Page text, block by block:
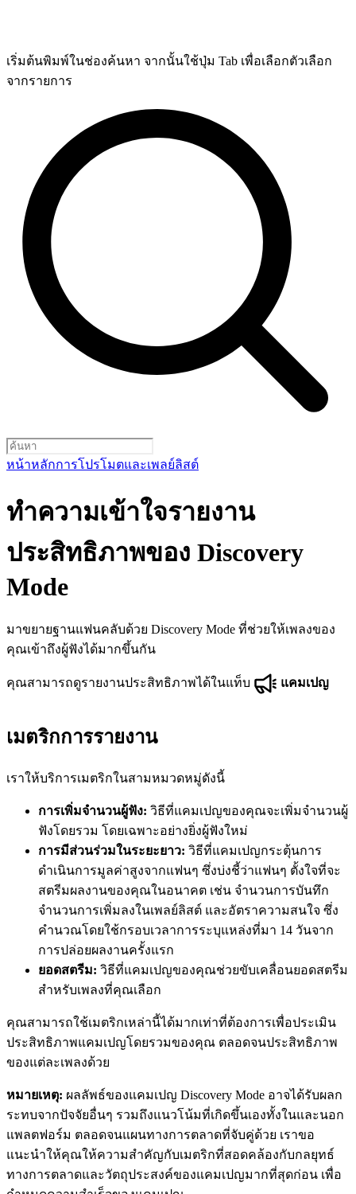
เริ่มต้นพิมพ์ในช่องค้นหา จากนั้นใช้ปุ่ม Tab เพื่อเลือกตัวเลือก
จากรายการ
หน้าหลักการโปรโมตและเพลย์ลิสต์
ทำความเข้าใจรายงาน
ประสิทธิภาพของ Discovery
Mode
มาขยายฐานแฟนคลับด้วย Discovery Mode ที่ช่วยให้เพลงของ
คุณเข้าถึงผู้ฟังได้มากขึ้นกัน
คุณสามารถดูรายงานประสิทธิภาพได้ในแท็บ แคมเปญ
เมตริกการรายงาน
เราให้บริการเมตริกในสามหมวดหมู่ดังนี้
การเพิ่มจำนวนผู้ฟัง: วิธีที่แคมเปญของคุณจะเพิ่มจำนวนผู้
ฟังโดยรวม โดยเฉพาะอย่างยิ่งผู้ฟังใหม่
การมีส่วนร่วมในระยะยาว: วิธีที่แคมเปญกระตุ้นการ
ดำเนินการมูลค่าสูงจากแฟนๆ ซึ่งบ่งชี้ว่าแฟนๆ ตั้งใจที่จะ
สตรีมผลงานของคุณในอนาคต เช่น จำนวนการบันทึก
จำนวนการเพิ่มลงในเพลย์ลิสต์ และอัตราความสนใจ ซึ่ง
คำนวณโดยใช้กรอบเวลาการระบุแหล่งที่มา 14 วันจาก
การปล่อยผลงานครั้งแรก
ยอดสตรีม: วิธีที่แคมเปญของคุณช่วยขับเคลื่อนยอดสตรีม
สำหรับเพลงที่คุณเลือก
คุณสามารถใช้เมตริกเหล่านี้ได้มากเท่าที่ต้องการเพื่อประเมิน
ประสิทธิภาพแคมเปญโดยรวมของคุณ ตลอดจนประสิทธิภาพ
ของแต่ละเพลงด้วย
หมายเหตุ: ผลลัพธ์ของแคมเปญ Discovery Mode อาจได้รับผลก
ระทบจากปัจจัยอื่นๆ รวมถึงแนวโน้มที่เกิดขึ้นเองทั้งในและนอก
แพลตฟอร์ม ตลอดจนแผนทางการตลาดที่จับคู่ด้วย เราขอ
แนะนำให้คุณให้ความสำคัญกับเมตริกที่สอดคล้องกับกลยุทธ์
ทางการตลาดและวัตถุประสงค์ของแคมเปญมากที่สุดก่อน เพื่อ